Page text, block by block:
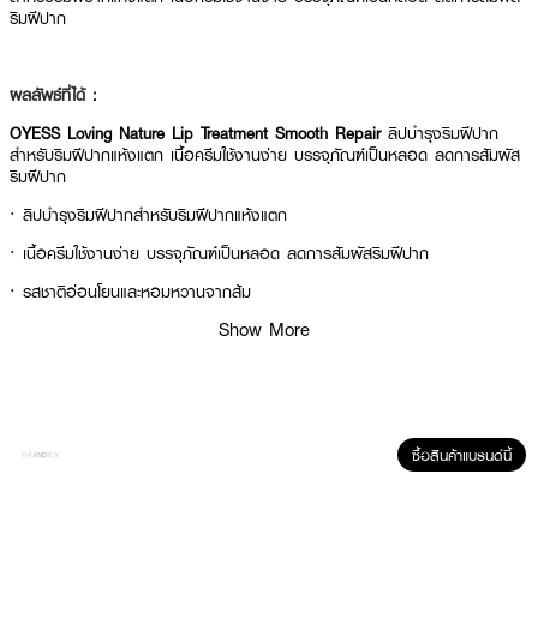
ริมฝีปาก
ผลลัพธ์ที่ได้ :
OYESS Loving Nature Lip Treatment Smooth Repair ลิปบำรุงริมฝีปาก
สำหรับริมฝีปากแห้งแตก เนื้อครีมใช้งานง่าย บรรจุภัณฑ์เป็นหลอด ลดการสัมผัส
ริมฝีปาก
· ลิปบำรุงริมฝีปากสำหรับริมฝีปากแห้งแตก
· เนื้อครีมใช้งานง่าย บรรจุภัณฑ์เป็นหลอด ลดการสัมผัสริมฝีปาก
· รสชาติอ่อนโยนและหอมหวานจากส้ม
· ประกอบด้วยส่วนผสมการบำรุงที่มีคุณภาพสูง เช่น เชียบัตเตอร์ น้ำมันละหุ่ง และ
Show More
ซื้อสินค้าแบรนด์นี้